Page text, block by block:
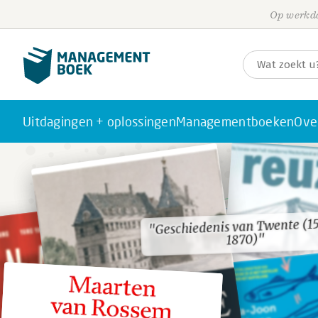
Op
Uitdagingen + oplossingenManagementboeken
"Geschiedenis van Twente
1870)"
"Geschiedenis van Twente
1870)"